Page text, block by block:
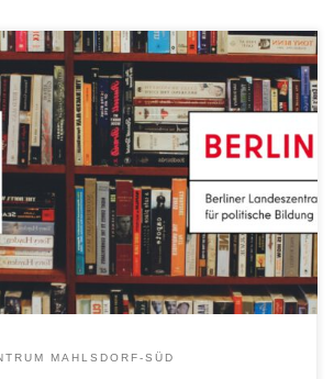
Rahmen des von der „Aktion Mensch“
„Vielfalt durch Begegnung erlebbar machen“
für Politische Bildung statt. Wir
Bücher, zum Beispiel: das Bilderbuch
Köchin“ Was ist Adultismus – die Macht der
die Kinder […]
MAHLSDORF-SÜD